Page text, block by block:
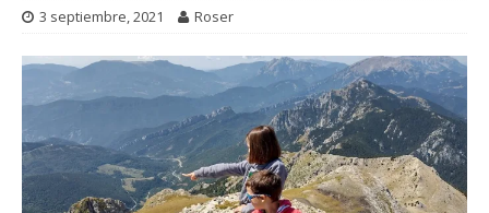
3 septiembre, 2021 Roser